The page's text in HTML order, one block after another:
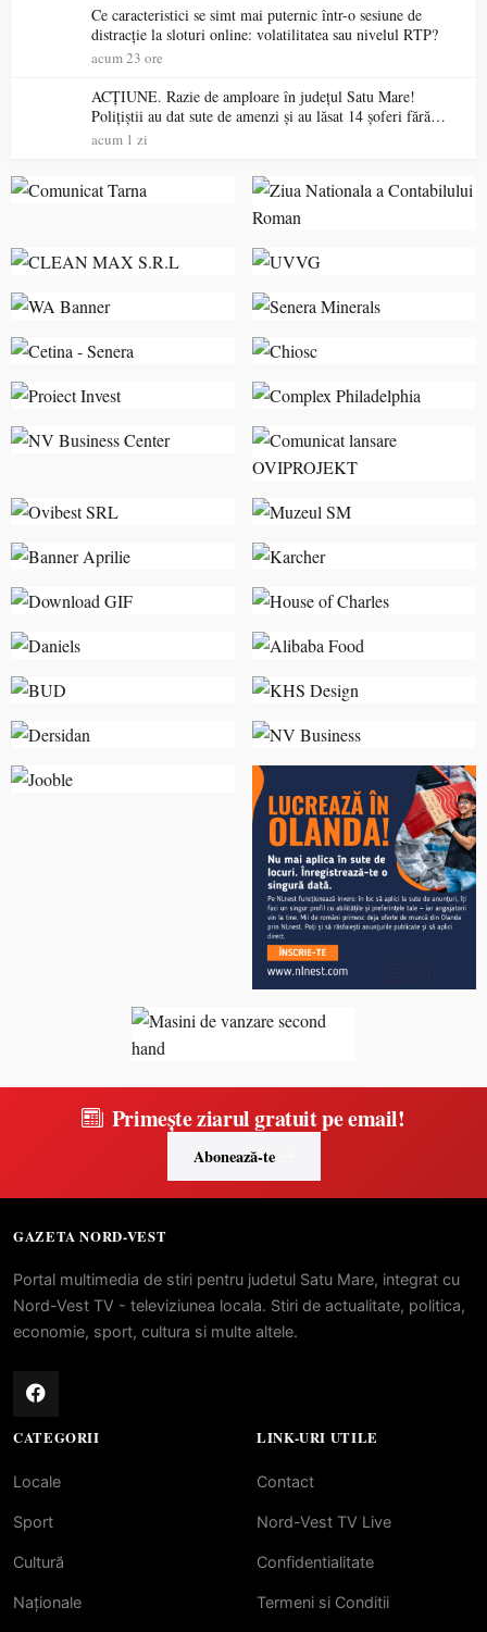
Ce caracteristici se simt mai puternic într-o sesiune de
distracție la sloturi online: volatilitatea sau nivelul RTP?
acum 23 ore
ACȚIUNE. Razie de amploare în județul Satu Mare!
Polițiștii au dat sute de amenzi și au lăsat 14 șoferi fără
permis într-o singură zi
acum 1 zi
Primește ziarul gratuit pe email!
Abonează-te
GAZETA NORD-VEST
Portal multimedia de stiri pentru judetul Satu Mare, integrat cu
Nord-Vest TV - televiziunea locala. Stiri de actualitate, politica,
economie, sport, cultura si multe altele.
CATEGORII
Locale
Sport
Cultură
Naționale
LINK-URI UTILE
Contact
Nord-Vest TV Live
Confidentialitate
Termeni si Conditii